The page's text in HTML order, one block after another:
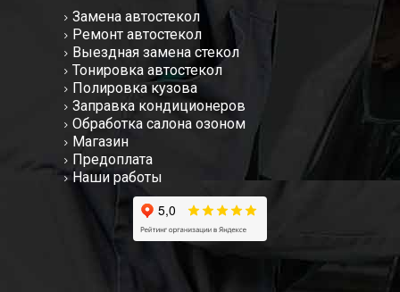
Замена автостекол
Ремонт автостекол
Выездная замена стекол
Тонировка автостекол
Полировка кузова
Заправка кондиционеров
Обработка салона озоном
Магазин
Предоплата
Наши работы